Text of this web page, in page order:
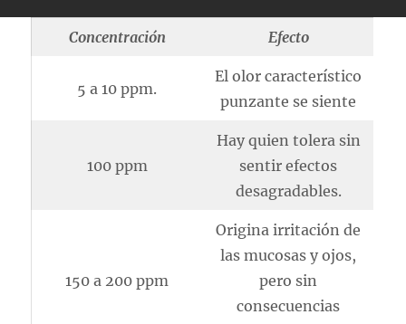
Concentración Efecto
5 a 10 ppm.
El olor característico
punzante se siente
100 ppm
Hay quien tolera sin
sentir efectos
desagradables.
150 a 200 ppm
Origina irritación de
las mucosas y ojos,
pero sin
consecuencias